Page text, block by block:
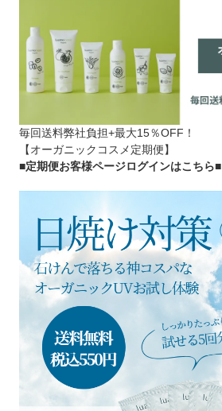
毎回送料弊社負担+最大15％OFF！
【オーガニックコスメ定期便】
■定期便お客様ページログインはこちら■